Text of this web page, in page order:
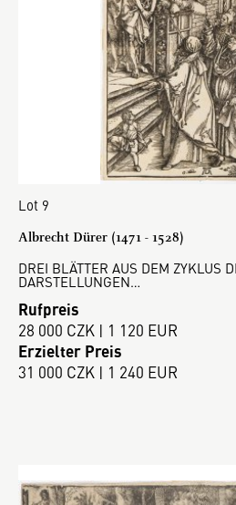
Lot 9
Albrecht Dürer (1471 - 1528)
DREI BLÄTTER AUS DEM ZYKLUS
DARSTELLUNGEN…
Rufpreis
28 000 CZK | 1 120 EUR
Erzielter Preis
31 000 CZK | 1 240 EUR